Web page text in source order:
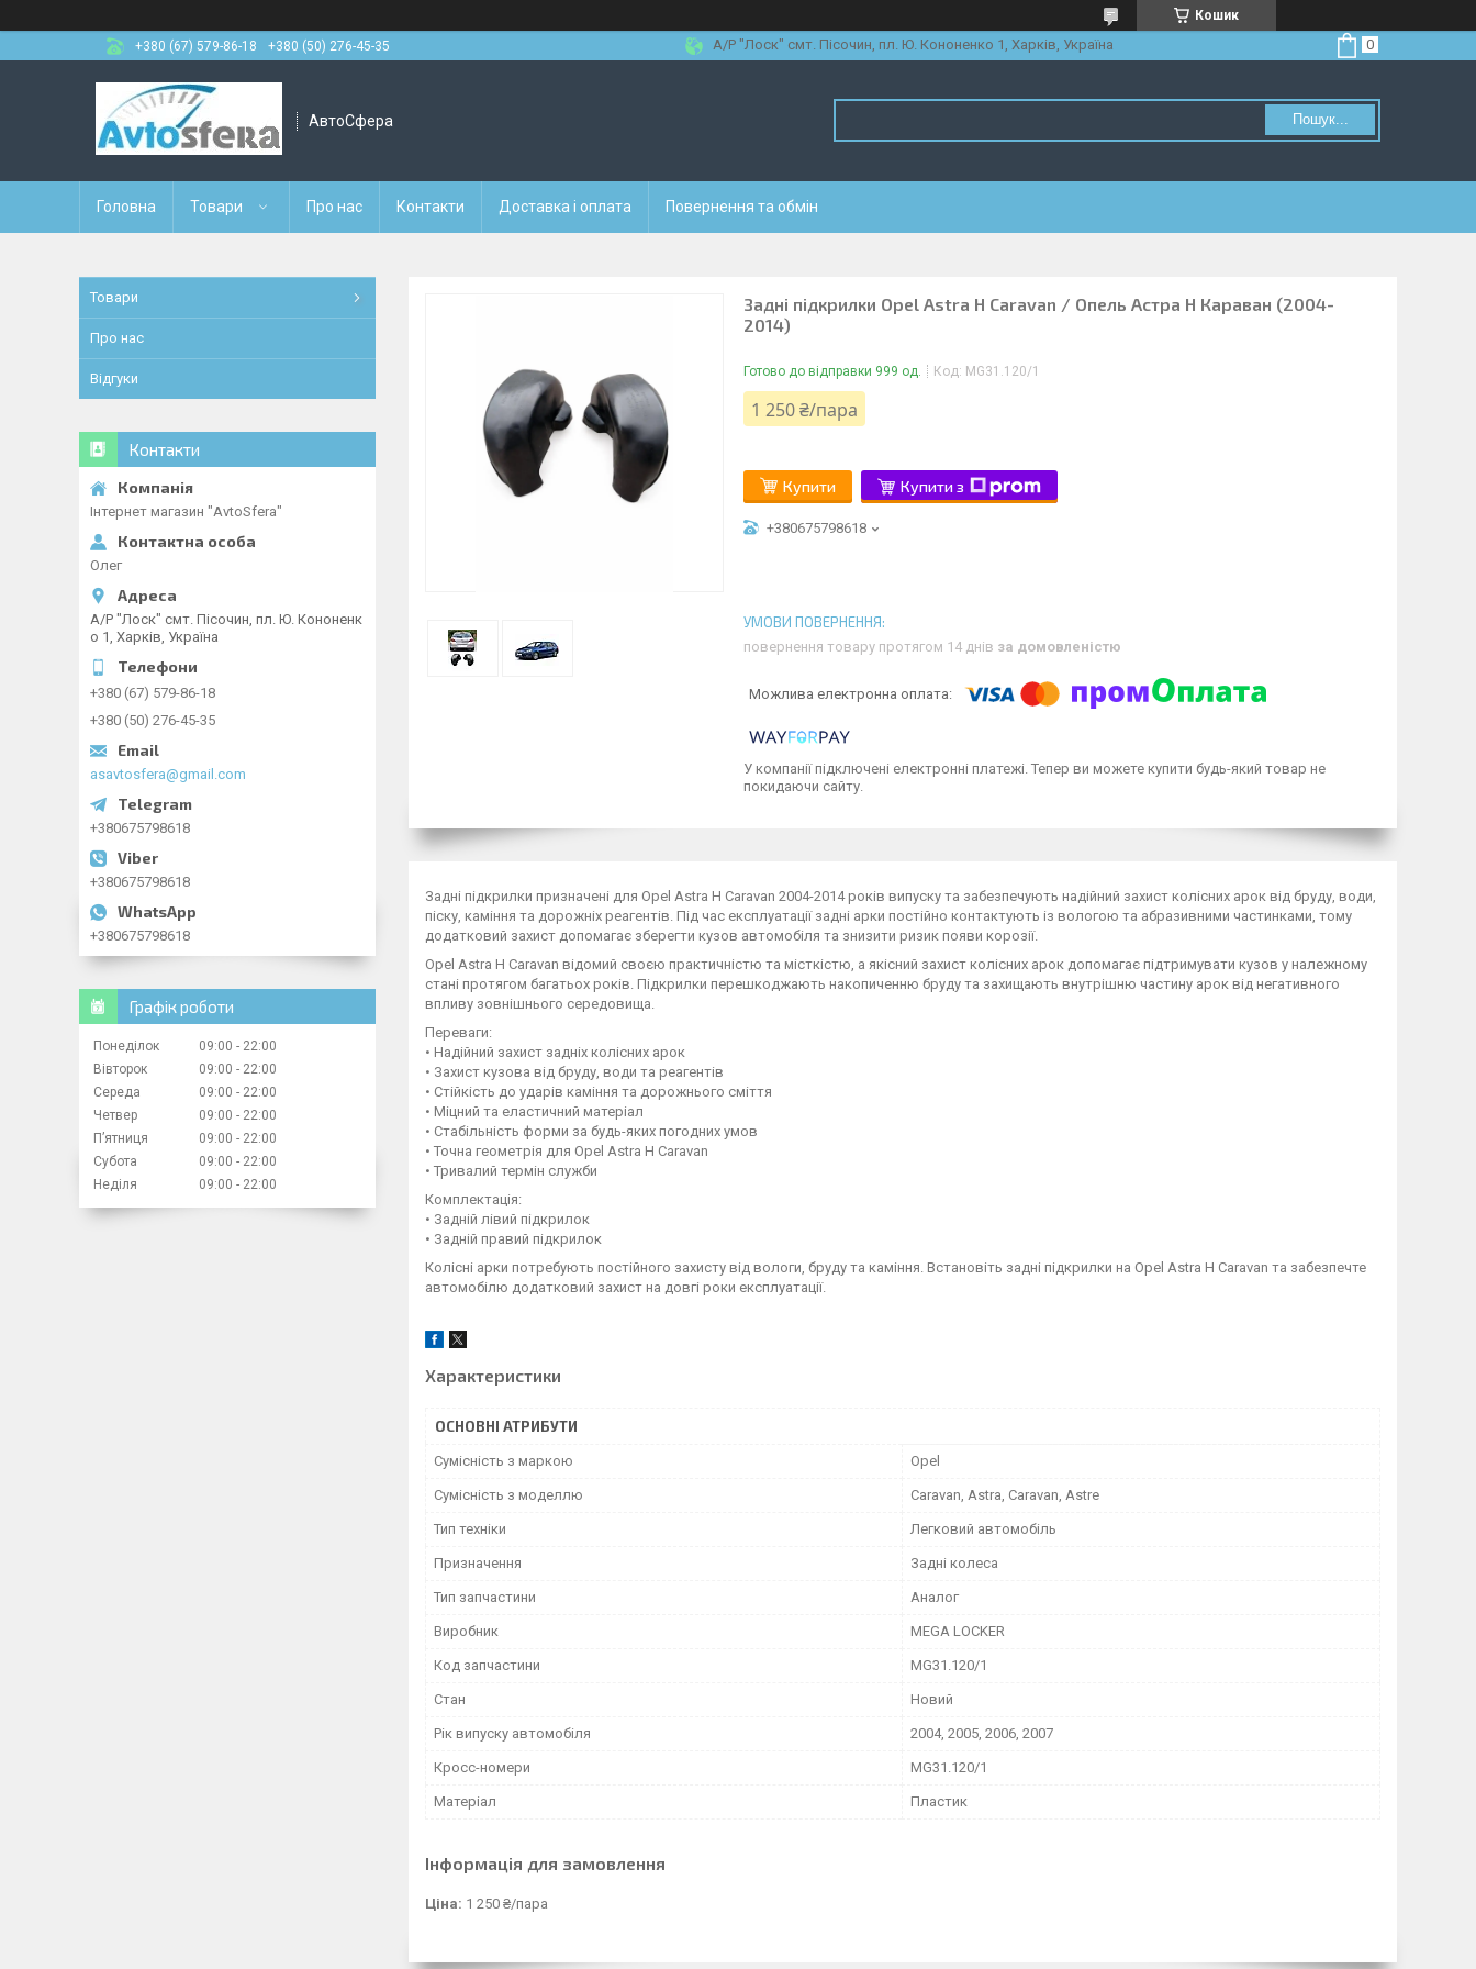
Кошик
+380 (67) 579-86-18
+380 (50) 276-45-35 А/Р "Лоск" смт. Пісочин, пл. Ю. Кононенко 1, Харків, Україна
АвтоСфера Пошук...
Головна Товари Про нас Контакти Доставка і оплата Повернення та обмін
Задні підкрилки Opel Astra H Caravan / Опель Астра H Караван (2004-
2014)
Готово до відправки 999 од. Код: MG31.120/1
1 250 ₴/пара
Купити Купити з
+380675798618
повернення товару протягом 14 днів за домовленістю
У компанії підключені електронні платежі. Тепер ви можете купити будь-який товар не
покидаючи сайту.
Задні підкрилки призначені для Opel Astra H Caravan 2004-2014 років випуску та забезпечують надійний захист колісних арок від бруду, води,
піску, каміння та дорожніх реагентів. Під час експлуатації задні арки постійно контактують із вологою та абразивними частинками, тому
додатковий захист допомагає зберегти кузов автомобіля та знизити ризик появи корозії.
Opel Astra H Caravan відомий своєю практичністю та місткістю, а якісний захист колісних арок допомагає підтримувати кузов у належному
стані протягом багатьох років. Підкрилки перешкоджають накопиченню бруду та захищають внутрішню частину арок від негативного
впливу зовнішнього середовища.
Переваги:
• Надійний захист задніх колісних арок
• Захист кузова від бруду, води та реагентів
• Стійкість до ударів каміння та дорожнього сміття
• Міцний та еластичний матеріал
• Стабільність форми за будь-яких погодних умов
• Точна геометрія для Opel Astra H Caravan
• Тривалий термін служби
Комплектація:
• Задній лівий підкрилок
• Задній правий підкрилок
Колісні арки потребують постійного захисту від вологи, бруду та каміння. Встановіть задні підкрилки на Opel Astra H Caravan та забезпечте
автомобілю додатковий захист на довгі роки експлуатації.
Характеристики
ОСНОВНІ АТРИБУТИ
Сумісність з маркою Opel
Сумісність з моделлю Caravan, Astra, Caravan, Astre
Тип техніки Легковий автомобіль
Призначення Задні колеса
Тип запчастини Аналог
Виробник MEGA LOCKER
Код запчастини MG31.120/1
Стан Новий
Рік випуску автомобіля 2004, 2005, 2006, 2007
Кросс-номери MG31.120/1
Матеріал Пластик
Інформація для замовлення
Ціна: 1 250 ₴/пара
Товари
Про нас
Відгуки
Контакти
Інтернет магазин "AvtoSfera"
Олег
А/Р "Лоск" смт. Пісочин, пл. Ю. Кононенк
о 1, Харків, Україна
+380 (67) 579-86-18
+380 (50) 276-45-35
asavtosfera@gmail.com
+380675798618
+380675798618
+380675798618
Графік роботи
Понеділок 09:00
22:00
Вівторок
09:00
22:00
Середа
09:00
22:00
Четвер
09:00
22:00
Пʼятниця
09:00
22:00
Субота
09:00
22:00
Неділя
09:00 22:00